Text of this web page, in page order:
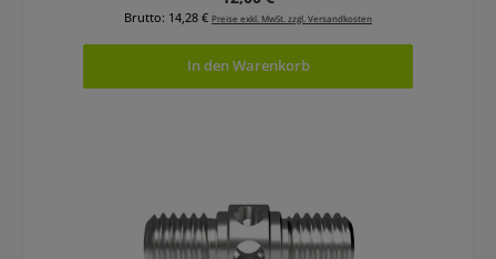
Brutto: 14,28 € Preise exkl. MwSt. zzgl. Versandkosten
In den Warenkorb